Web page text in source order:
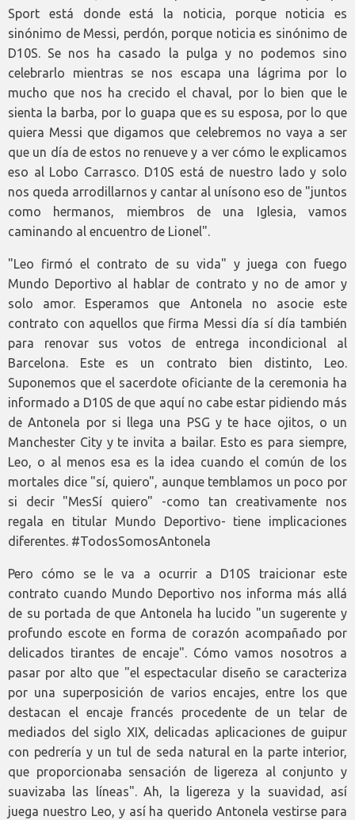
Sport está donde está la noticia, porque noticia es
sinónimo de Messi, perdón, porque noticia es sinónimo de
D10S. Se nos ha casado la pulga y no podemos sino
celebrarlo mientras se nos escapa una lágrima por lo
mucho que nos ha crecido el chaval, por lo bien que le
sienta la barba, por lo guapa que es su esposa, por lo que
quiera Messi que digamos que celebremos no vaya a ser
que un día de estos no renueve y a ver cómo le explicamos
eso al Lobo Carrasco. D10S está de nuestro lado y solo
nos queda arrodillarnos y cantar al unísono eso de "juntos
como hermanos, miembros de una Iglesia, vamos
caminando al encuentro de Lionel".
"Leo firmó el contrato de su vida" y juega con fuego
Mundo Deportivo al hablar de contrato y no de amor y
solo amor. Esperamos que Antonela no asocie este
contrato con aquellos que firma Messi día sí día también
para renovar sus votos de entrega incondicional al
Barcelona. Este es un contrato bien distinto, Leo.
Suponemos que el sacerdote oficiante de la ceremonia ha
informado a D10S de que aquí no cabe estar pidiendo más
de Antonela por si llega una PSG y te hace ojitos, o un
Manchester City y te invita a bailar. Esto es para siempre,
Leo, o al menos esa es la idea cuando el común de los
mortales dice "sí, quiero", aunque temblamos un poco por
si decir "MesSí quiero" -como tan creativamente nos
regala en titular Mundo Deportivo- tiene implicaciones
diferentes. #TodosSomosAntonela
Pero cómo se le va a ocurrir a D10S traicionar este
contrato cuando Mundo Deportivo nos informa más allá
de su portada de que Antonela ha lucido "un sugerente y
profundo escote en forma de corazón acompañado por
delicados tirantes de encaje". Cómo vamos nosotros a
pasar por alto que "el espectacular diseño se caracteriza
por una superposición de varios encajes, entre los que
destacan el encaje francés procedente de un telar de
mediados del siglo XIX, delicadas aplicaciones de guipur
con pedrería y un tul de seda natural en la parte interior,
que proporcionaba sensación de ligereza al conjunto y
suavizaba las líneas". Ah, la ligereza y la suavidad, así
juega nuestro Leo, y así ha querido Antonela vestirse para